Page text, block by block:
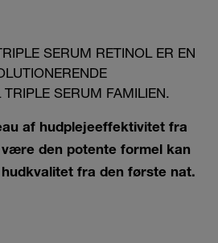
SERUM RETINOL ER EN
SERUM FAMILIEN.
af hudplejeeffektivitet fra
den potente formel kan
fra den første nat.